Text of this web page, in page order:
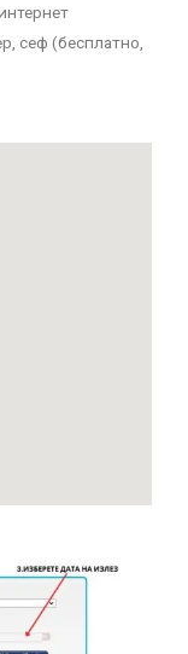
сеф (бесплатно,